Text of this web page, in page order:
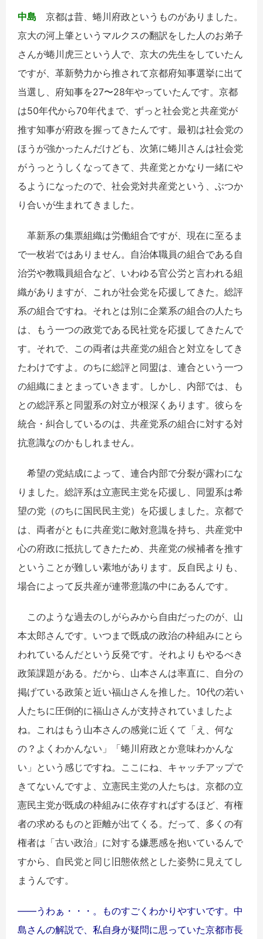
中島 京都は昔、蜷川府政というものがありました。
京大の河上肇というマルクスの翻訳をした人のお弟子
さんが蜷川虎三という人で、京大の先生をしていたん
ですが、革新勢力から推されて京都府知事選挙に出て
当選し、府知事を27〜28年やっていたんです。京都
は50年代から70年代まで、ずっと社会党と共産党が
推す知事が府政を握ってきたんです。最初は社会党の
ほうが強かったんだけども、次第に蜷川さんは社会党
がうっとうしくなってきて、共産党とかなり一緒にや
るようになったので、社会党対共産党という、ぶつか
り合いが生まれてきました。
革新系の集票組織は労働組合ですが、現在に至るま
で一枚岩ではありません。自治体職員の組合である自
治労や教職員組合など、いわゆる官公労と言われる組
織がありますが、これが社会党を応援してきた。総評
系の組合ですね。それとは別に企業系の組合の人たち
は、もう一つの政党である民社党を応援してきたんで
す。それで、この両者は共産党の組合と対立をしてき
たわけですよ。のちに総評と同盟は、連合という一つ
の組織にまとまっていきます。しかし、内部では、も
との総評系と同盟系の対立が根深くあります。彼らを
統合・糾合しているのは、共産党系の組合に対する対
抗意識なのかもしれません。
希望の党結成によって、連合内部で分裂が露わにな
りました。総評系は立憲民主党を応援し、同盟系は希
望の党（のちに国民民主党）を応援しました。京都で
は、両者がともに共産党に敵対意識を持ち、共産党中
心の府政に抵抗してきたため、共産党の候補者を推す
ということが難しい素地があります。反自民よりも、
場合によって反共産が連帯意識の中にあるんです。
このような過去のしがらみから自由だったのが、山
本太郎さんです。いつまで既成の政治の枠組みにとら
われているんだという反発です。それよりもやるべき
政策課題がある。だから、山本さんは率直に、自分の
掲げている政策と近い福山さんを推した。10代の若い
人たちに圧倒的に福山さんが支持されていましたよ
ね。これはもう山本さんの感覚に近くて「え、何な
の？よくわかんない」「蜷川府政とか意味わかんな
い」という感じですね。ここにね、キャッチアップで
きてないんですよ、立憲民主党の人たちは。京都の立
憲民主党が既成の枠組みに依存すればするほど、有権
者の求めるものと距離が出てくる。だって、多くの有
権者は「古い政治」に対する嫌悪感を抱いているんで
すから、自民党と同じ旧態依然とした姿勢に見えてし
まうんです。
――うわぁ・・・。ものすごくわかりやすいです。中
島さんの解説で、私自身が疑問に思っていた京都市長